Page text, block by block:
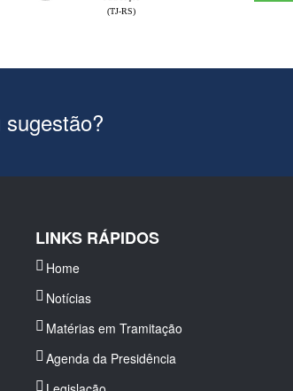
(TJ-RS)
LINKS RÁPIDOS
Home
Notícias
Matérias em Tramitação
Agenda da Presidência